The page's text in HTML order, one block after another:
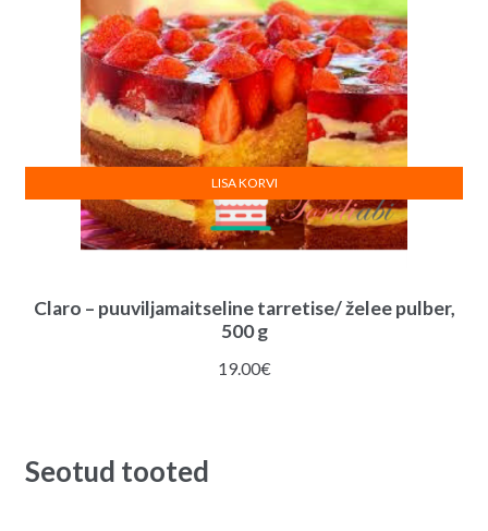
Claro – puuviljamaitseline tarretise/ želee pulber,
500 g
19.00€
LISA KORVI
Seotud tooted